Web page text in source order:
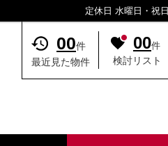
定休日 水曜日・祝日
00件
最近見た物件
00件
検討リスト